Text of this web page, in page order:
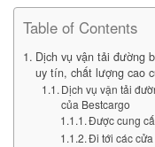
Table of Contents
Dịch vụ vận tải đường
uy tín, chất lượng cao
Dịch vụ vận tải
của Bestcargo
Được cung
Đi tới các